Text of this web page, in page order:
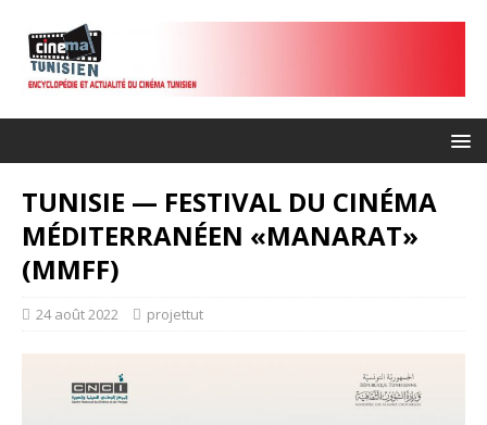
TUNISIE — FESTIVAL DU CINÉMA
MÉDITERRANÉEN «MANARAT»
(MMFF)
24 août 2022 projettut